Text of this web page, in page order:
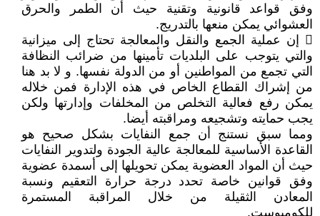
وفق قواعد قانونية وتقنية حيث أن الطمر والحرق
العشوائي يمكن منعها بالتدريج.
 إن عملية الجمع والنقل والمعالجة تحتاج إلى ميزانية
والتي يتوجب على البلديات تأمينها من ضرائب النظافة
التي تجمع من المواطنين أو من الدولة نفسها. و لا بد هنا
من إشراك القطاع الخاص في هذه الإدارة فمن خلاله
يمكن رفع فعالية التخلص من المخلفات وإدارتها ولكن
يجب حمايته وتشجيعه ومراقبته أيضا.
ومما سبق نستنج أن جمع النفايات بشكل صحيح هو
القاعدة الأساسية للمعالجة عالية الجودة ولتدوير النفايات
حيث أن المواد العضوية يمكن تحويلها إلى أسمدة عضوية
وفق قوانين خاصة تحدد درجة حرارة التعقيم ونسبة
المعادن الثقيلة من خلال المراقبة المستمرة
للكومبوست.